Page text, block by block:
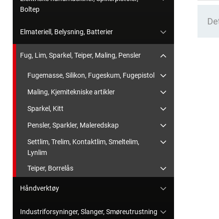
Boltep
Elmateriell, Belysning, Batterier
Fug, Lim, Sparkel, Teiper, Maling, Pensler
Fugemasse, Silikon, Fugeskum, Fugepistol
Maling, Kjemitekniske artikler
Sparkel, Kitt
Pensler, Sparkler, Maleredskap
Settlim, Trelim, Kontaktlim, Smeltelim,
Lynlim
Teiper, Borrelås
Håndverktøy
Industriforsyninger, Slanger, Smøreutrustning